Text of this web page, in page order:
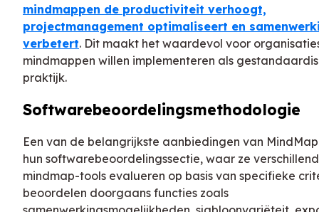
mindmappen de productiviteit verhoogt,
projectmanagement optimaliseert en
verbetert. Dit maakt het waardevol voor
mindmappen willen implementeren als
praktijk.
Softwarebeoordelingsmethodologie
Een van de belangrijkste aanbiedingen van
hun softwarebeoordelingssectie, waar ze
mindmap-tools evalueren op basis van specifieke
beoordelen doorgaans functies zoals